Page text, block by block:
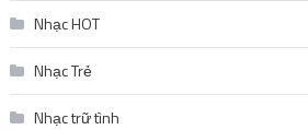
Nhạc HOT
Nhạc Trẻ
Nhạc trữ tình